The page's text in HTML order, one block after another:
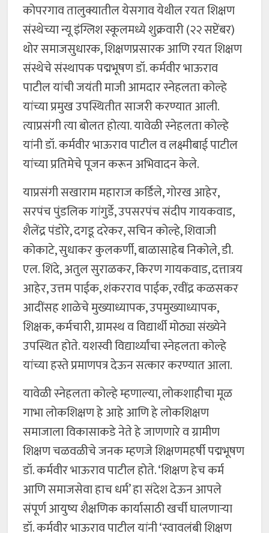
कोपरगाव तालुक्यातील येसगाव येथील रयत शिक्षण
संस्थेच्या न्यू इंग्लिश स्कूलमध्ये शुक्रवारी (२२ सप्टेंबर)
थोर समाजसुधारक, शिक्षणप्रसारक आणि रयत शिक्षण
संस्थेचे संस्थापक पद्मभूषण डॉ. कर्मवीर भाऊराव
पाटील यांची जयंती माजी आमदार स्नेहलता कोल्हे
यांच्या प्रमुख उपस्थितीत साजरी करण्यात आली.
त्याप्रसंगी त्या बोलत होत्या. यावेळी स्नेहलता कोल्हे
यांनी डॉ. कर्मवीर भाऊराव पाटील व लक्ष्मीबाई पाटील
यांच्या प्रतिमेचे पूजन करून अभिवादन केले.
याप्रसंगी सखाराम महाराज कर्डिले, गोरख आहेर,
सरपंच पुंडलिक गांगुर्डे, उपसरपंच संदीप गायकवाड,
शैलेंद्र पंडोरे, दगडू दरेकर, सचिन कोल्हे, शिवाजी
कोकाटे, सुधाकर कुलकर्णी, बाळासाहेब निकोले, डी.
एल. शिंदे, अतुल सुराळकर, किरण गायकवाड, दत्तात्रय
आहेर, उत्तम पाईक, शंकरराव पाईक, रवींद्र कळसकर
आदींसह शाळेचे मुख्याध्यापक, उपमुख्याध्यापक,
शिक्षक, कर्मचारी, ग्रामस्थ व विद्यार्थी मोठ्या संख्येने
उपस्थित होते. यशस्वी विद्यार्थ्यांचा स्नेहलता कोल्हे
यांच्या हस्ते प्रमाणपत्र देऊन सत्कार करण्यात आला.
यावेळी स्नेहलता कोल्हे म्हणाल्या, लोकशाहीचा मूळ
गाभा लोकशिक्षण हे आहे आणि हे लोकशिक्षण
समाजाला विकासाकडे नेते हे जाणणारे व ग्रामीण
शिक्षण चळवळीचे जनक म्हणजे शिक्षणमहर्षी पद्मभूषण
डॉ. कर्मवीर भाऊराव पाटील होते. ‘शिक्षण हेच कर्म
आणि समाजसेवा हाच धर्म’ हा संदेश देऊन आपले
संपूर्ण आयुष्य शैक्षणिक कार्यासाठी खर्ची घालणाऱ्या
डॉ. कर्मवीर भाऊराव पाटील यांनी ‘स्वावलंबी शिक्षण